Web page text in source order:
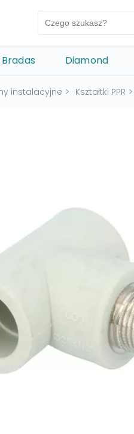
Bradas Diamond
instalacyjne > Kształtki PPR >